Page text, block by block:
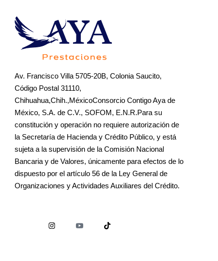
Av. Francisco Villa 5705-20B, Colonia Saucito,
Código Postal 31110,
Chihuahua,Chih.,MéxicoConsorcio Contigo Aya de
México, S.A. de C.V., SOFOM, E.N.R.Para su
constitución y operación no requiere autorización de
la Secretaría de Hacienda y Crédito Público, y está
sujeta a la supervisión de la Comisión Nacional
Bancaria y de Valores, únicamente para efectos de lo
dispuesto por el artículo 56 de la Ley General de
Organizaciones y Actividades Auxiliares del Crédito.